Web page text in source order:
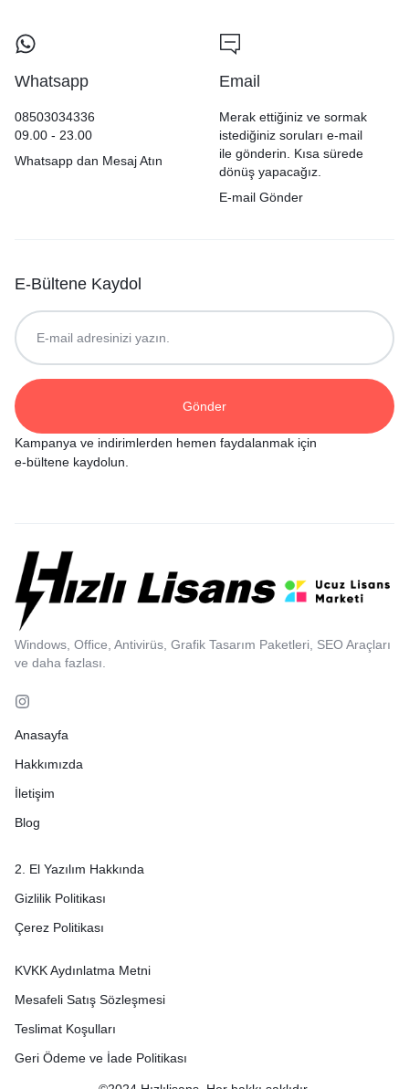
Whatsapp
08503034336
09.00 - 23.00
Whatsapp dan Mesaj Atın
Email
Merak ettiğiniz ve sormak
istediğiniz soruları e-mail
ile gönderin. Kısa sürede
dönüş yapacağız.
E-mail Gönder
E-Bültene Kaydol
Kampanya ve indirimlerden hemen faydalanmak için
e-bültene kaydolun.
Windows, Office, Antivirüs, Grafik Tasarım Paketleri, SEO Araçları
ve daha fazlası.
Anasayfa
Hakkımızda
İletişim
Blog
2. El Yazılım Hakkında
Gizlilik Politikası
Çerez Politikası
KVKK Aydınlatma Metni
Mesafeli Satış Sözleşmesi
Teslimat Koşulları
Geri Ödeme ve İade Politikası